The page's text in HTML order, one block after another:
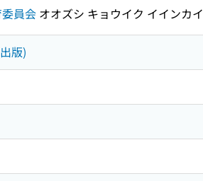
員会 オオズシ キョウイク イインカイ
版)